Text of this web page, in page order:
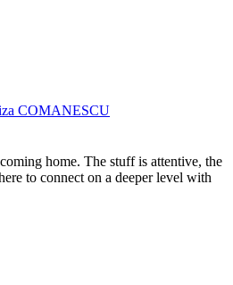
COMANESCU
home. The stuff is attentive, the
to connect on a deeper level with